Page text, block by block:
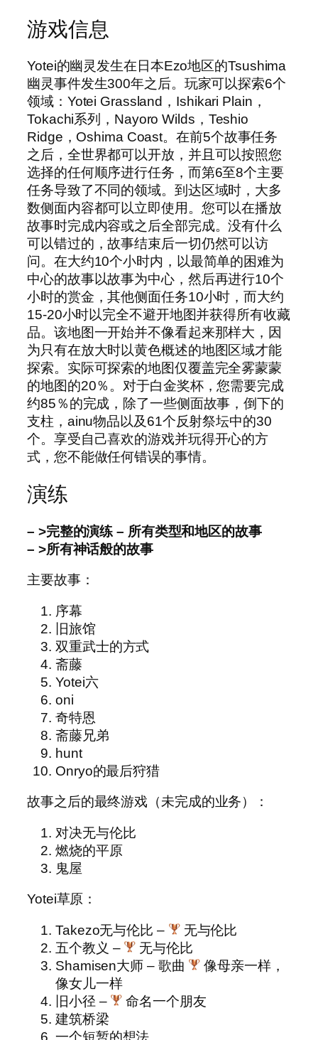
游戏信息
Yotei的幽灵发生在日本Ezo地区的Tsushima
幽灵事件发生300年之后。玩家可以探索6个
领域：Yotei Grassland，Ishikari Plain，
Tokachi系列，Nayoro Wilds，Teshio
Ridge，Oshima Coast。在前5个故事任务
之后，全世界都可以开放，并且可以按照您
选择的任何顺序进行任务，而第6至8个主要
任务导致了不同的领域。到达区域时，大多
数侧面内容都可以立即使用。您可以在播放
故事时完成内容或之后全部完成。没有什么
可以错过的，故事结束后一切仍然可以访
问。在大约10个小时内，以最简单的困难为
中心的故事以故事为中心，然后再进行10个
小时的赏金，其他侧面任务10小时，而大约
15-20小时以完全不避开地图并获得所有收藏
品。该地图一开始并不像看起来那样大，因
为只有在放大时以黄色概述的地图区域才能
探索。实际可探索的地图仅覆盖完全雾蒙蒙
的地图的20％。对于白金奖杯，您需要完成
约85％的完成，除了一些侧面故事，倒下的
支柱，ainu物品以及61个反射祭坛中的30
个。享受自己喜欢的游戏并玩得开心的方
式，您不能做任何错误的事情。
演练
– >完整的演练 – 所有类型和地区的故事
– >所有神话般的故事
主要故事：
序幕
旧旅馆
双重武士的方式
斋藤
Yotei六
oni
奇特恩
斋藤兄弟
hunt
Onryo的最后狩猎
故事之后的最终游戏（未完成的业务）：
对决无与伦比
燃烧的平原
鬼屋
Yotei草原：
Takezo无与伦比 –
无与伦比
五个教义 –
无与伦比
Shamisen大师 – 歌曲
像母亲一样，
像女儿一样
旧小径 –
命名一个朋友
建筑桥梁
一个短暂的想法